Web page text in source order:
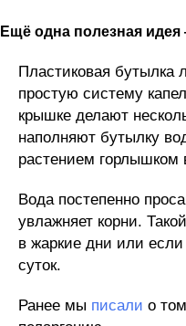
Ещё одна полезная
Пластиковая бутылка
простую систему
крышке делают
наполняют бутылку
растением горлышком
Вода постепенно
увлажняет корни.
в жаркие дни или если
суток.
Ранее мы писали о